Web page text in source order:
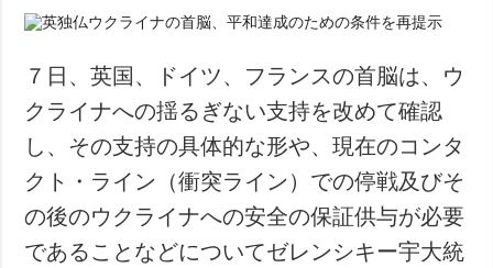
７日、英国、ドイツ、フランスの首脳は、ウ
クライナへの揺るぎない支持を改めて確認
し、その支持の具体的な形や、現在のコンタ
クト・ライン（衝突ライン）での停戦及びそ
の後のウクライナへの安全の保証供与が必要
であることなどについてゼレンシキー宇大統